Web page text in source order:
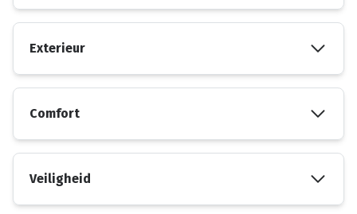
Exterieur
Comfort
Veiligheid